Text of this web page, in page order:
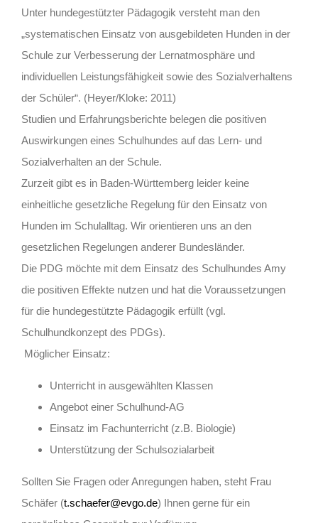
Unter hundegestützter Pädagogik versteht man den
„systematischen Einsatz von ausgebildeten Hunden in der
Schule zur Verbesserung der Lernatmosphäre und
individuellen Leistungsfähigkeit sowie des Sozialverhaltens
der Schüler“. (Heyer/Kloke: 2011)
Studien und Erfahrungsberichte belegen die positiven
Auswirkungen eines Schulhundes auf das Lern- und
Sozialverhalten an der Schule.
Zurzeit gibt es in Baden-Württemberg leider keine
einheitliche gesetzliche Regelung für den Einsatz von
Hunden im Schulalltag. Wir orientieren uns an den
gesetzlichen Regelungen anderer Bundesländer.
Die PDG möchte mit dem Einsatz des Schulhundes Amy
die positiven Effekte nutzen und hat die Voraussetzungen
für die hundegestützte Pädagogik erfüllt (vgl.
Schulhundkonzept des PDGs).
Möglicher Einsatz:
Unterricht in ausgewählten Klassen
Angebot einer Schulhund-AG
Einsatz im Fachunterricht (z.B. Biologie)
Unterstützung der Schulsozialarbeit
Sollten Sie Fragen oder Anregungen haben, steht Frau
Schäfer (t.schaefer@evgo.de) Ihnen gerne für ein